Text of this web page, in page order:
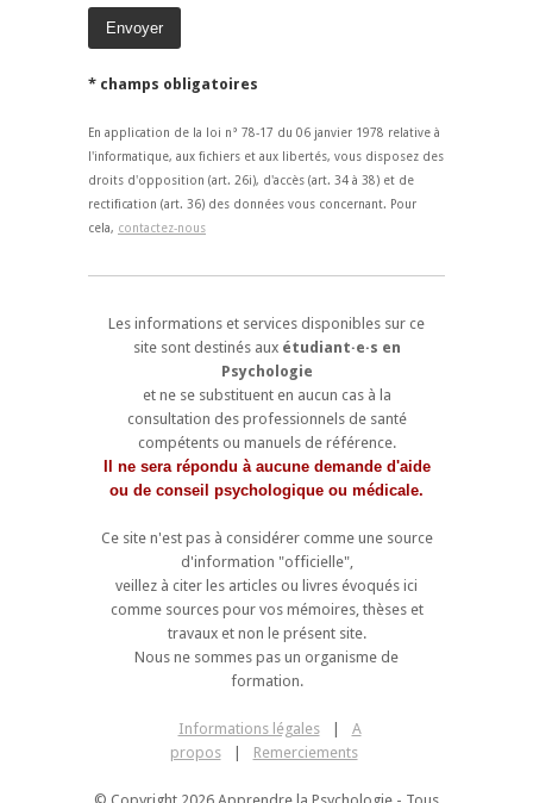
* champs obligatoires
En application de la loi n° 78-17 du 06 janvier 1978 relative à
l'informatique, aux fichiers et aux libertés, vous disposez des
droits d'opposition (art. 26i), d'accès (art. 34 à 38) et de
rectification (art. 36) des données vous concernant. Pour
cela, contactez-nous
Les informations et services disponibles sur ce
site sont destinés aux étudiant·e·s en
Psychologie
et ne se substituent en aucun cas à la
consultation des professionnels de santé
compétents ou manuels de référence.
Il ne sera répondu à aucune demande d'aide
ou de conseil psychologique ou médicale.
Ce site n'est pas à considérer comme une source
d'information "officielle",
veillez à citer les articles ou livres évoqués ici
comme sources pour vos mémoires, thèses et
travaux et non le présent site.
Nous ne sommes pas un organisme de
formation.
Informations légales
A
propos
Remerciements